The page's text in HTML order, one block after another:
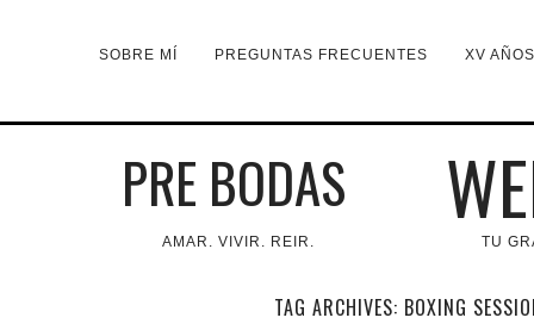
SOBRE MÍ PREGUNTAS FRECUENTES XV
PRE BODAS
AMAR. VIVIR. REIR. TU
TAG ARCHIVES: BOXING